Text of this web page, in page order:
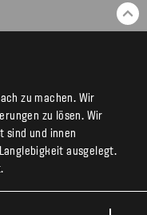
zu machen. Wir
zu lösen. Wir
sind und innen
ausgelegt.